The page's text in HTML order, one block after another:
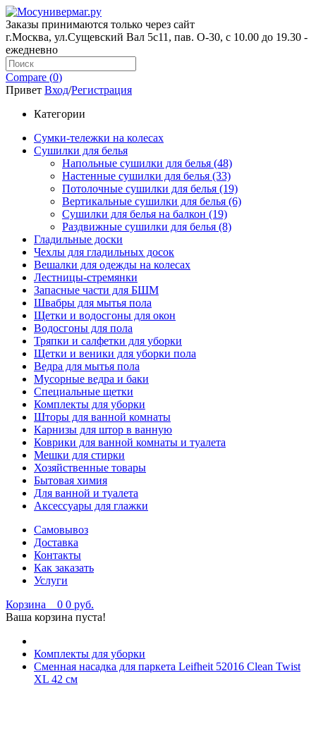
Заказы принимаются только через сайт
г.Москва, ул.Сущевский Вал 5с11, пав. О-30, с 10.00 до 19.30 -
ежедневно
Compare (0)
Привет Вход/Регистрация
Категории
Сумки-тележки на колесах
Сушилки для белья
Напольные сушилки для белья (48)
Настенные сушилки для белья (33)
Потолочные сушилки для белья (19)
Вертикальные сушилки для белья (6)
Сушилки для белья на балкон (19)
Раздвижные сушилки для белья (8)
Гладильные доски
Чехлы для гладильных досок
Вешалки для одежды на колесах
Лестницы-стремянки
Запасные части для БШМ
Швабры для мытья пола
Щетки и водосгоны для окон
Водосгоны для пола
Тряпки и салфетки для уборки
Щетки и веники для уборки пола
Ведра для мытья пола
Мусорные ведра и баки
Специальные щетки
Комплекты для уборки
Шторы для ванной комнаты
Карнизы для штор в ванную
Коврики для ванной комнаты и туалета
Мешки для стирки
Хозяйственные товары
Бытовая химия
Для ванной и туалета
Аксессуары для глажки
Самовывоз
Доставка
Контакты
Как заказать
Услуги
Корзина
0 0 руб.
Ваша корзина пуста!
Комплекты для уборки
Сменная насадка для паркета Leifheit 52016 Clean Twist
XL 42 см